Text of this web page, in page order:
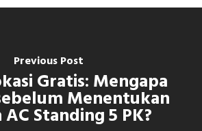
Previous Post
Gratis: Mengapa
Menentukan
Standing 5 PK?